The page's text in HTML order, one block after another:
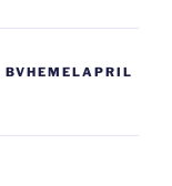
BVHEMELAPRIL